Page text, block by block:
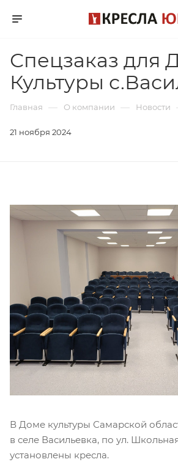
Спецзаказ для
Культуры
Главная — О компании — Новости
21 ноября 2024
В Доме культуры Самарской
в селе Васильевка, по ул.
установлены кресла.